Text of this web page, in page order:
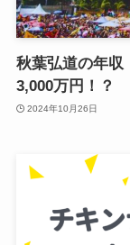
秋葉弘道の年収
3,000万円！？
2024年10月26日